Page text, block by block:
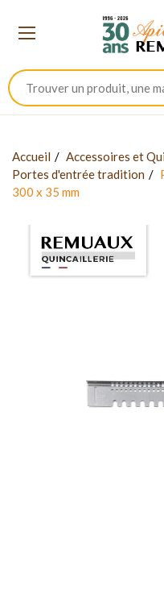
Accueil Accessoires et
Portes d'entrée tradition
300 x 35 mm